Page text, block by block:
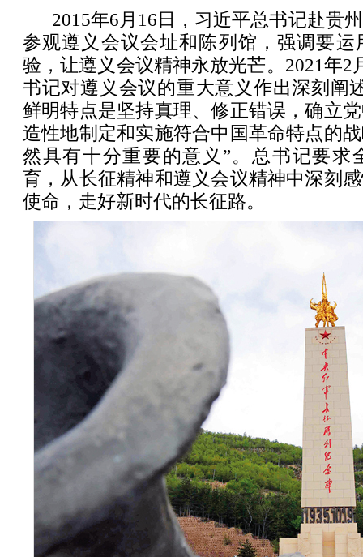
2015年6月16日，习近平总书记赴贵
参观遵义会议会址和陈列馆，强调要运
验，让遵义会议精神永放光芒。2021年2
书记对遵义会议的重大意义作出深刻阐
鲜明特点是坚持真理、修正错误，确立
造性地制定和实施符合中国革命特点的
然具有十分重要的意义”。总书记要求
育，从长征精神和遵义会议精神中深刻
使命，走好新时代的长征路。